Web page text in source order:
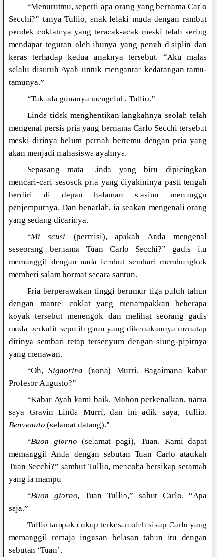
“Menurutmu, seperti apa orang yang bernama Carlo
Secchi?” tanya Tullio, anak lelaki muda dengan rambut
pendek coklatnya yang teracak-acak meski telah sering
mendapat teguran oleh ibunya yang penuh disiplin dan
keras terhadap kedua anaknya tersebut. “Aku malas
selalu disuruh Ayah untuk mengantar kedatangan tamu-
tamunya.”
“Tak ada gunanya mengeluh, Tullio.”
Linda tidak menghentikan langkahnya seolah telah
mengenal persis pria yang bernama Carlo Secchi tersebut
meski dirinya belum pernah bertemu dengan pria yang
akan menjadi mahasiswa ayahnya.
Sepasang mata Linda yang biru dipicingkan
mencari-cari sesosok pria yang diyakininya pasti tengah
berdiri di depan halaman stasiun menunggu
penjemputnya. Dan benarlah, ia seakan mengenali orang
yang sedang dicarinya.
“Mi scusi (permisi), apakah Anda mengenal
seseorang bernama Tuan Carlo Secchi?” gadis itu
memanggil dengan nada lembut sembari membungkuk
memberi salam hormat secara santun.
Pria berperawakan tinggi berumur tiga puluh tahun
dengan mantel coklat yang menampakkan beberapa
koyak tersebut menengok dan melihat seorang gadis
muda berkulit seputih gaun yang dikenakannya menatap
dirinya sembari tetap tersenyum dengan siung-pipitnya
yang menawan.
“Oh,Signorina (nona) Murri. Bagaimana kabar
Profesor Augusto?”
“Kabar Ayah kami baik. Mohon perkenalkan, nama
saya Gravin Linda Murri, dan ini adik saya, Tullio.
Benvenuto (selamat datang).”
“Buon giorno (selamat pagi), Tuan. Kami dapat
memanggil Anda dengan sebutan Tuan Carlo ataukah
Tuan Secchi?” sambut Tullio, mencoba bersikap seramah
yang ia mampu.
“Buon giorno, Tuan Tullio,” sahut Carlo. “Apa
saja.”
Tullio tampak cukup terkesan oleh sikap Carlo yang
memanggil remaja ingusan belasan tahun itu dengan
sebutan ‘Tuan’.